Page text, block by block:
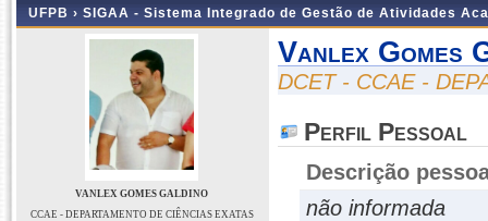
UFPB › SIGAA - Sistema Integrado de Gestão de Atividades
VANLEX GOMES GALDINO
CCAE - DEPARTAMENTO DE CIÊNCIAS EXATAS
Vanlex Gomes
DCET - CCAE -
Perfil Pessoal
Descrição
não informada